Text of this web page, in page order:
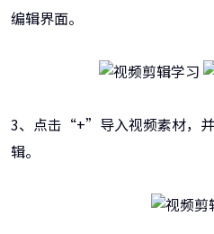
编辑界面。
3、点击“+”导入视频素材，
辑。